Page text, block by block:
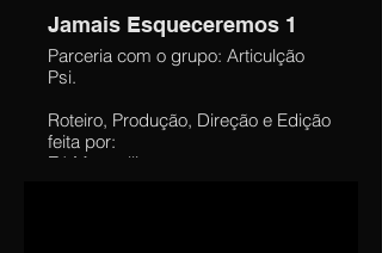
Jamais Esqueceremos 1
Parceria com o grupo: Articulção
Psi.
Roteiro, Produção, Direção e Edição
feita por:
Zé Mutarelli.